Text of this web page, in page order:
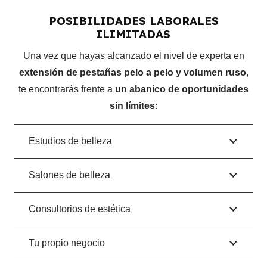
Tipo de pestañas.
Técnica de aplicación.
Resumen.
Retiro de pestañas.
Preparación punto a punto.
Pelo a pelo finalizado.
Remoción.
Previo.
Final.
POSIBILIDADES LABORALES
ILIMITADAS
Una vez que hayas alcanzado el nivel de experta en
extensión de pestañas pelo a pelo y volumen ruso,
te encontrarás frente a un abanico de oportunidades
sin límites:
Estudios de belleza
Salones de belleza
Consultorios de estética
Tu propio negocio